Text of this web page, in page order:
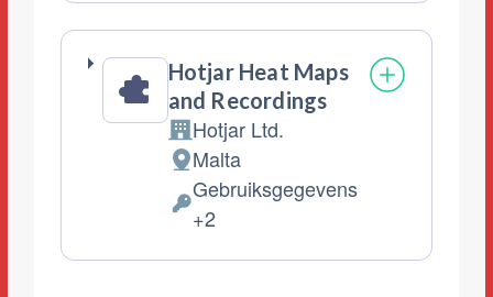
Hotjar Heat Maps
and Recordings
Bedrijf:
Hotjar Ltd.
Verwerkingslocatie:
Malta
Verwerkte
Gebruiksgegevens
+2